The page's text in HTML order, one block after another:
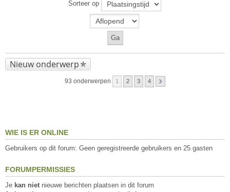
Sorteer op
Nieuw onderwerp
93 onderwerpen 1 2 3 4
WIE IS ER ONLINE
Gebruikers op dit forum: Geen geregistreerde gebruikers en 25 gasten
FORUMPERMISSIES
Je kan niet nieuwe berichten plaatsen in dit forum